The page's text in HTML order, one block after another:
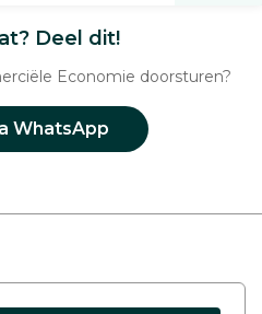
Deel dit!
Economie doorsturen?
WhatsApp